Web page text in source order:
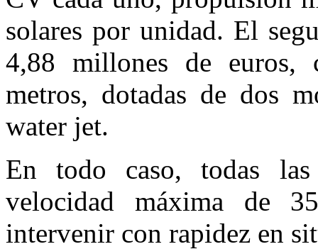
solares por unidad. El
4,88 millones de euros,
metros, dotadas de dos
water jet.
En todo caso, todas las
velocidad máxima de
intervenir con rapidez en